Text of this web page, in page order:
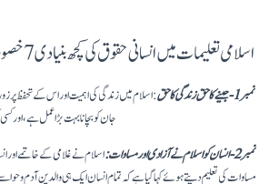
اسلامی تعلیمات میں انسانی حقوق کی کچھ بنیادی 7 خصوصیات درج ذیل ہیں:۔
نمبر 1- جینے کا حق زندگی کا حق
: اسلام میں زندگی کی اہمیت اور اس کے تحفظ پر
جان کو بچانا بہت بڑا عمل ہے، اور کسی
نمبر 2- انسان کو اسلام نے آزادی اور مساوات:
اسلام نے غلامی کے خاتمے اور
مساوات کی تعلیم دیتے ہوئے کہا گیا ہے کہ تمام انسان ایک ہی والدین آدم و